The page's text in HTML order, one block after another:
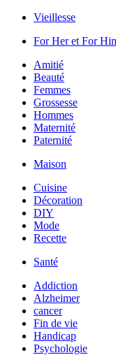
Vieillesse
For Her et For
Amitié
Beauté
Femmes
Grossesse
Hommes
Maternité
Paternité
Maison
Cuisine
Décoration
DIY
Mode
Recette
Santé
Addiction
Alzheimer
cancer
Fin de vie
Handicap
Psychologie